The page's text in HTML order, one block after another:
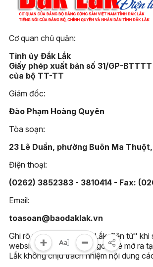
Cơ quan chủ quản:
Tỉnh ủy Đắk Lắk
Giấy phép xuất bản số 31/GP-
của bộ TT-TT
Giám đốc:
Đào Phạm Hoàng Quyên
Tòa soạn:
23 Lê Duẩn, phường Buôn Ma
Điện thoại:
(0262) 3852383 - 3810414 - Fax:
Email:
toasoan@baodaklak.vn
Ghi rõ nguồn "Báo Đắk Lắk điện tử" khi
website này. Các trang ngoài sẽ mở ra
Lắk không chịu trách nhiệm nội dung